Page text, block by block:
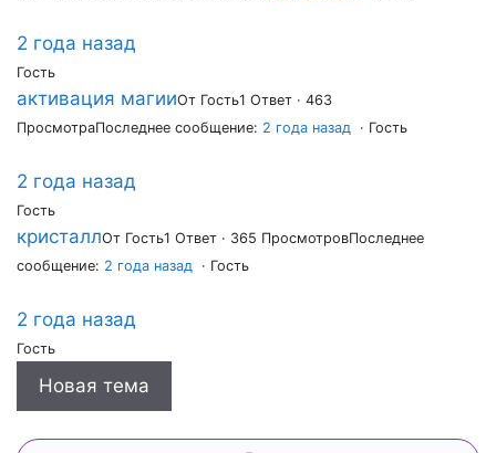
2 года назад
Гость
активация магииОт Гость1 Ответ · 463
ПросмотраПоследнее сообщение: 2 года назад · Гость
2 года назад
Гость
кристаллОт Гость1 Ответ · 365 ПросмотровПоследнее
сообщение: 2 года назад · Гость
2 года назад
Гость
Новая тема